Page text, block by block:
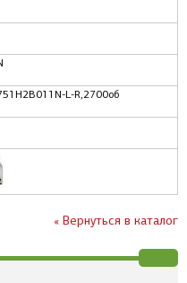
L-R,2700об
« Вернуться в каталог